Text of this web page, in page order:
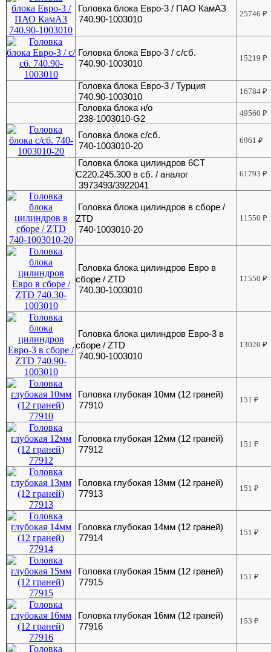
Головка блока Евро-3 / ПАО КамАЗ
740.90-1003010
25746₽
Головка блока Евро-3 / с/сб.
740.90-1003010
15219₽
Головка блока Евро-3 / Турция
740.90-1003010
16784₽
Головка блока н/о
238-1003010-G2
49560₽
Головка блока с/сб.
740-1003010-20
6961₽
Головка блока цилиндров 6CT
C220.245.300 в сб. / аналог
3973493/3922041
61793₽
Головка блока цилиндров в сборе /
ZTD
740-1003010-20
11550₽
Головка блока цилиндров Евро в
сборе / ZTD
740.30-1003010
11550₽
Головка блока цилиндров Евро-3 в
сборе / ZTD
740.90-1003010
13020₽
Головка глубокая 10мм (12 граней)
77910
151₽
Головка глубокая 12мм (12 граней)
77912
151₽
Головка глубокая 13мм (12 граней)
77913
151₽
Головка глубокая 14мм (12 граней)
77914
151₽
Головка глубокая 15мм (12 граней)
77915
151₽
Головка глубокая 16мм (12 граней)
77916
153₽